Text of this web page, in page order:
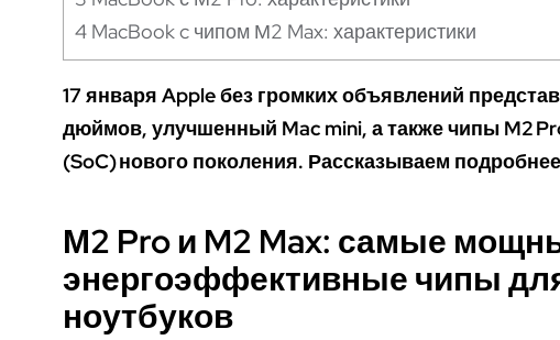
4 MacBook c чипом М2 Max: характеристики
17 января Apple без громких объявлений
дюймов, улучшенный Mac mini, а также чипы M2
(SoC) нового поколения. Рассказываем
М2 Pro и M2 Max: самые
энергоэффективные чипы
ноутбуков